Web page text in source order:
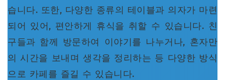
습니다. 또한, 다양한 종류의 테이블과 의자가 마련
되어 있어, 편안하게 휴식을 취할 수 있습니다. 친
구들과 함께 방문하여 이야기를 나누거나, 혼자만
의 시간을 보내며 생각을 정리하는 등 다양한 방식
으로 카페를 즐길 수 있습니다.